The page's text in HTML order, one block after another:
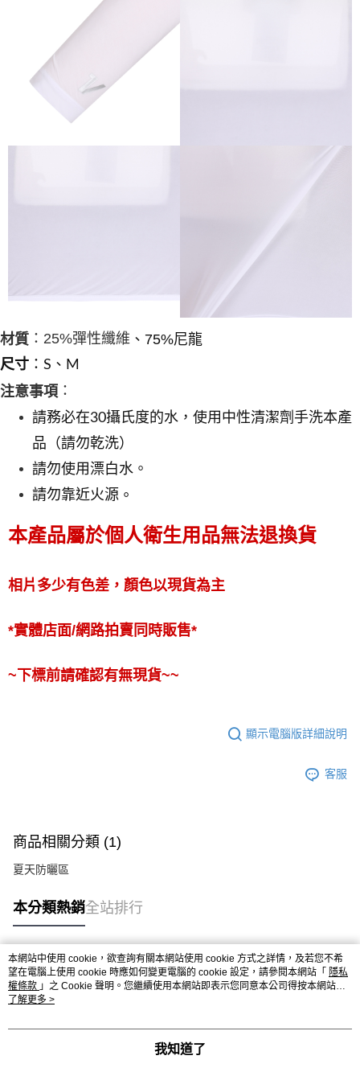
材質 ：25%彈性纖維 、75%尼龍
尺寸 ：S、M
注意事項 ：
請務必在30攝氏度的水，使用中性清潔劑手洗本產
品（請勿乾洗）
請勿使用漂白水。
請勿靠近火源 。
本產品屬於個人衛生用品無法退換貨
相片多少有色差，顏色以現貨為主
*實體店面/網路拍賣同時販售*
~下標前請確認有無現貨~~
顯示電腦版詳細說明
客服
商品相關分類 (1)
夏天防曬區
本分類熱銷全站排行
熱門標籤
本網站中使用 cookie，欲查詢有關本網站使用 cookie 方式之詳情，及若您不希
望在電腦上使用 cookie 時應如何變更電腦的 cookie 設定，請參閱本網站「 隱私
權條款 」之 Cookie 聲明。您繼續使用本網站即表示您同意本公司得按本網站使
用條款之 Cookie 聲明使用 cookie。
了解更多 >
我知道了